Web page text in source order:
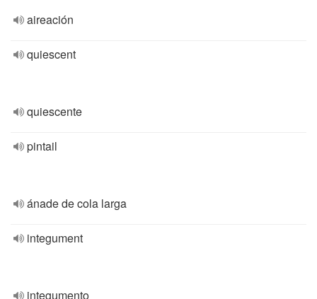
aireación
quiescent
quiescente
pintail
ánade de cola larga
integument
integumento